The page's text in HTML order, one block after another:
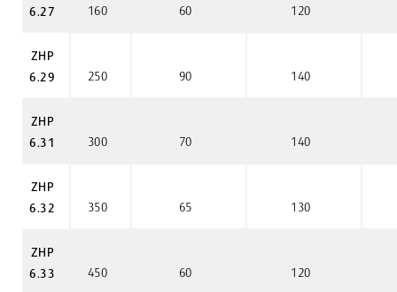
6.27
160 60 120
ZHP
6.29
250 90 140
ZHP
6.31
300 70 140
ZHP
6.32
350 65 130
ZHP
6.33
450 60 120